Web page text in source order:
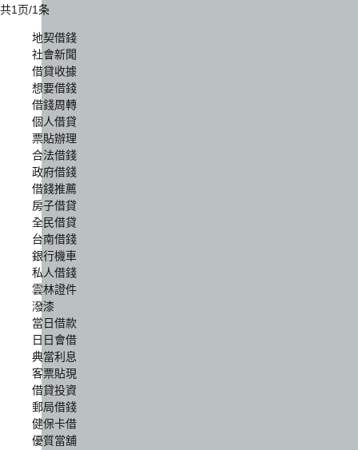
共1页/1条
地契借錢
社會新聞
借貸收據
想要借錢
借錢周轉
個人借貸
票貼辦理
合法借錢
政府借錢
借錢推薦
房子借貸
全民借貸
台南借錢
銀行機車
私人借錢
雲林證件
潑漆
當日借款
日日會借
典當利息
客票貼現
借貸投資
郵局借錢
健保卡借
優質當舖